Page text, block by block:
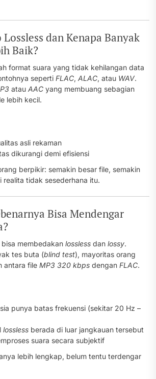
dan Kenapa Banyak
Baik?
format suara yang tidak kehilangan data
seperti FLAC, ALAC, atau WAV.
atau AAC yang membuang sebagian
lebih kecil.
asli rekaman
dikurangi demi efisiensi
berpikir: semakin besar file, semakin
realita tidak sesederhana itu.
Bisa Mendengar
membedakan lossless dan lossy.
tes buta (blind test), mayoritas orang
antara file MP3 320 kbps dengan FLAC.
punya batas frekuensi (sekitar 20 Hz –
lossless berada di luar jangkauan tersebut
suara secara subjektif
lebih lengkap, belum tentu terdengar